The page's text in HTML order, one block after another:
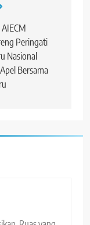
Peringati
Nasional
Bersama